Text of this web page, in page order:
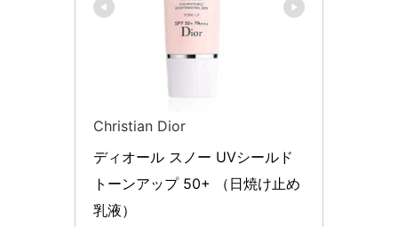
Christian Dior
ディオール スノー UVシールド
トーンアップ 50+ （日焼け止め
乳液）